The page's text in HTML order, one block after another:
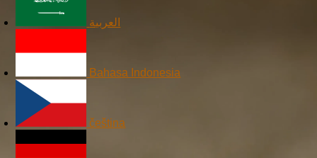
العربية
Bahasa Indonesia
čeština